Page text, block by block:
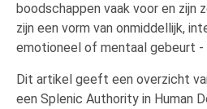
boodschappen vaak voor en zijn
zijn een vorm van onmiddellijk,
emotioneel of mentaal gebeurt -
Dit artikel geeft een overzicht
een Splenic Authority in Human